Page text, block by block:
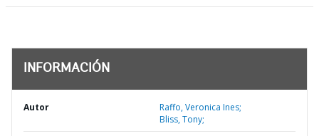
INFORMACIÓN
Autor
Raffo, Veronica Ines;
Bliss, Tony;